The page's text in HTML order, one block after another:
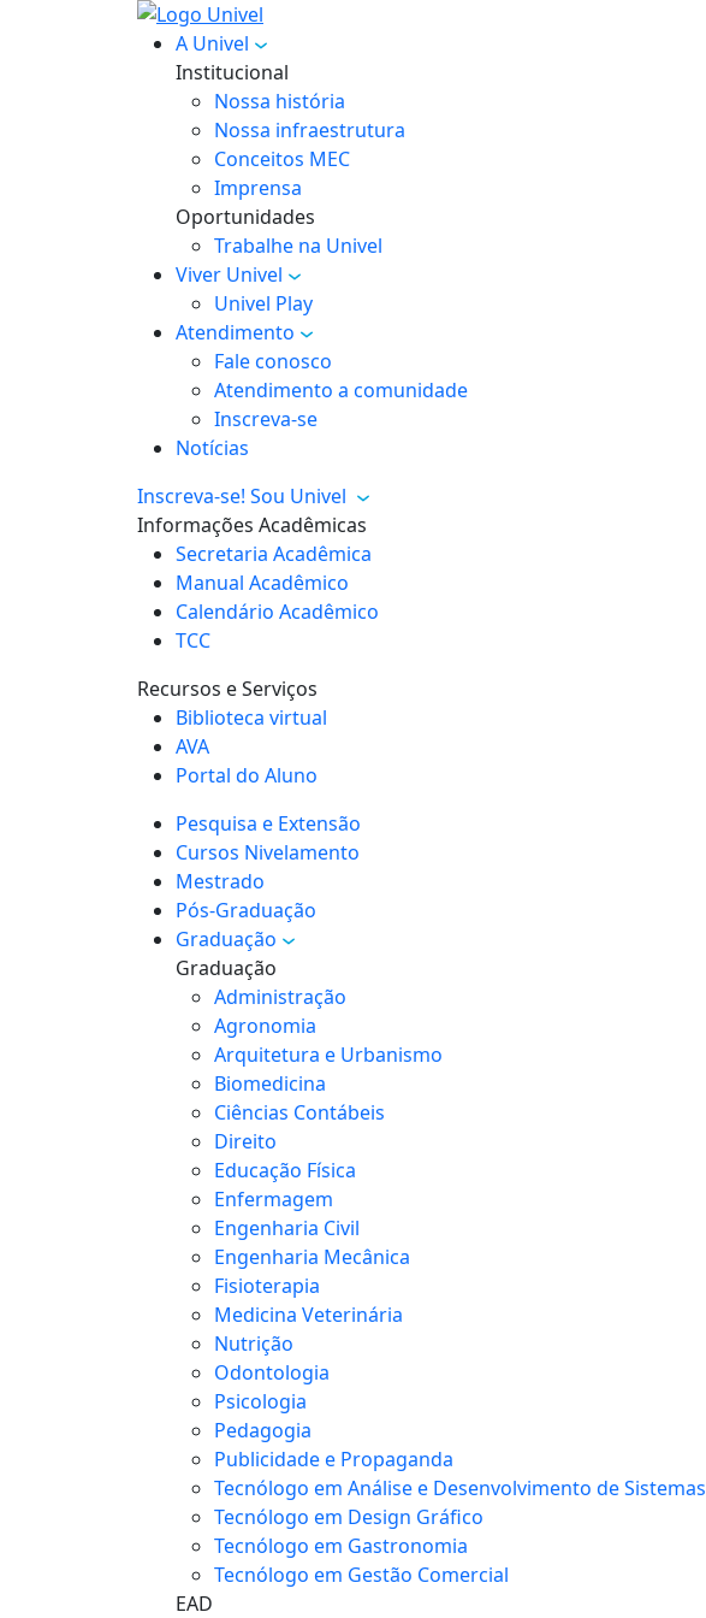
A Univel
Institucional
Nossa história
Nossa infraestrutura
Conceitos MEC
Imprensa
Oportunidades
Trabalhe na Univel
Viver Univel
Univel Play
Atendimento
Fale conosco
Atendimento a comunidade
Inscreva-se
Notícias
Inscreva-se! Sou Univel
Informações Acadêmicas
Secretaria Acadêmica
Manual Acadêmico
Calendário Acadêmico
TCC
Recursos e Serviços
Biblioteca virtual
AVA
Portal do Aluno
Pesquisa e Extensão
Cursos Nivelamento
Mestrado
Pós-Graduação
Graduação
Graduação
Administração
Agronomia
Arquitetura e Urbanismo
Biomedicina
Ciências Contábeis
Direito
Educação Física
Enfermagem
Engenharia Civil
Engenharia Mecânica
Fisioterapia
Medicina Veterinária
Nutrição
Odontologia
Psicologia
Pedagogia
Publicidade e Propaganda
Tecnólogo em Análise e Desenvolvimento de Sistemas
Tecnólogo em Design Gráfico
Tecnólogo em Gastronomia
Tecnólogo em Gestão Comercial
EAD